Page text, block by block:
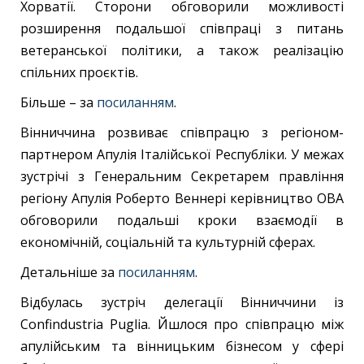
Хорватії. Сторони обговорили можливості
розширення подальшої співпраці з питань
ветеранської політики, а також реалізацію
спільних проєктів.
Більше – за посиланням.
Вінниччина розвиває співпрацю з регіоном-
партнером Апулія Італійської Республіки. У межах
зустрічі з Генеральним Секретарем правління
регіону Апулія Роберто Веннері керівництво ОВА
обговорили подальші кроки взаємодії в
економічній, соціальній та культурній сферах.
Детальніше за посиланням.
Відбулась зустріч делегації Вінниччини із
Confindustria Puglia. Йшлося про співпрацю між
апулійським та вінницьким бізнесом у сфері